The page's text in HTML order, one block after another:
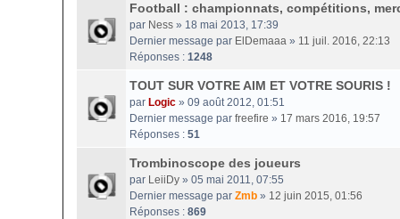
Football : championnats, compétitions,
par Ness » 18 mai 2013, 17:39
Dernier message par ElDemaaa » 11 juil. 2016, 22:13
Réponses : 1248
TOUT SUR VOTRE AIM ET VOTRE SOURIS !
par Logic » 09 août 2012, 01:51
Dernier message par freefire » 17 mars 2016, 19:57
Réponses : 51
Trombinoscope des joueurs
par LeiiDy » 05 mai 2011, 07:55
Dernier message par Zmb » 12 juin 2015, 01:56
Réponses : 869